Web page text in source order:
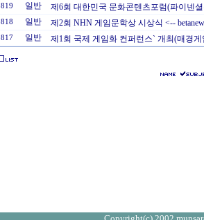
819 일반 제6회 대한민국 문화콘텐츠포럼(파이넨
818 일반 제2회 NHN 게임문학상 시상식 <--
817 일반 제1회 국제 게임화 컨퍼런스` 개최(매경게